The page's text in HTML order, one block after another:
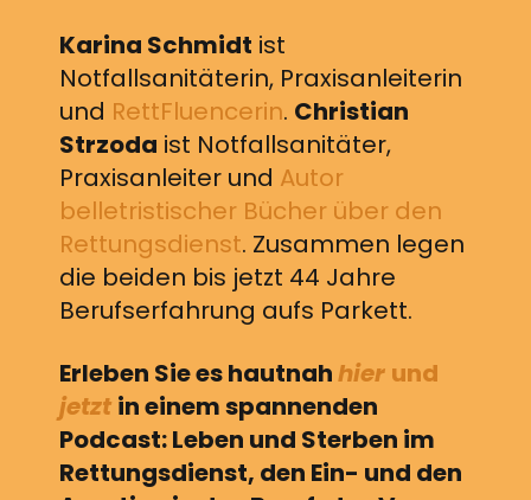
Karina Schmidt ist
Notfallsanitäterin, Praxisanleiterin
und RettFluencerin. Christian
Strzoda ist Notfallsanitäter,
Praxisanleiter und Autor
belletristischer Bücher über den
Rettungsdienst. Zusammen legen
die beiden bis jetzt 44 Jahre
Berufserfahrung aufs Parkett.
Erleben Sie es hautnahhier und
jetzt in einem spannenden
Podcast: Leben und Sterben im
Rettungsdienst, den Ein- und den